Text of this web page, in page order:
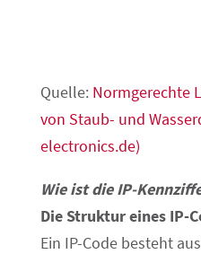
Quelle: Normgerechte
von Staub- und
electronics.de)
Wie ist die IP-
Die Struktur eines IP-
Ein IP-Code besteht